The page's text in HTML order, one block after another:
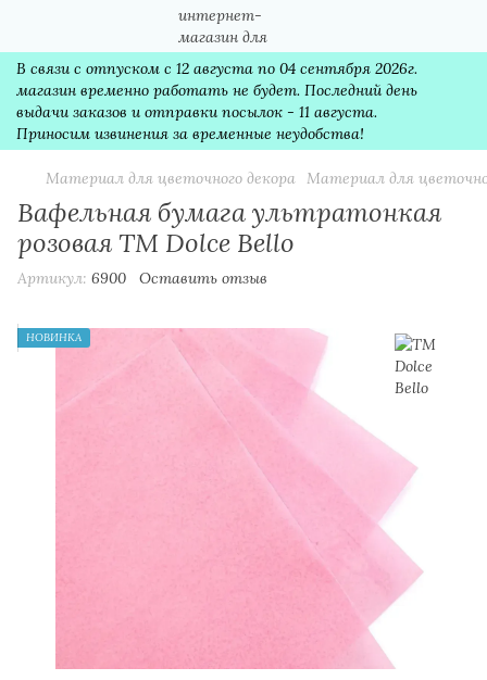
В связи с отпуском с 12 августа по 04 сентября 2026г.
магазин временно работать не будет. Последний день
выдачи заказов и отправки посылок - 11 августа.
Приносим извинения за временные неудобства!
Материал для цветочного декора Материал для
Вафельная бумага ультратонкая
розовая ТМ Dolce Bello
Артикул: 6900 Оставить отзыв
НОВИНКА